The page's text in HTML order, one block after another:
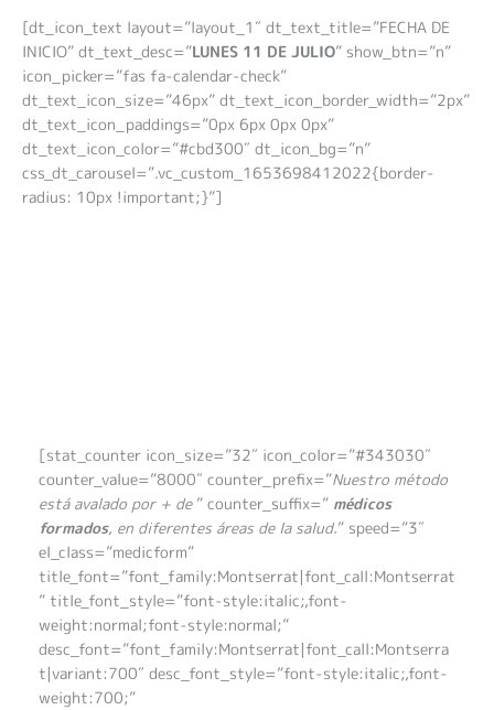
[dt_icon_text layout=”layout_1″ dt_text_title=”FECHA DE
INICIO” dt_text_desc=”LUNES 11 DE JULIO” show_btn=”n”
icon_picker=”fas fa-calendar-check”
dt_text_icon_size=”46px” dt_text_icon_border_width=”2px”
dt_text_icon_paddings=”0px 6px 0px 0px”
dt_text_icon_color=”#cbd300″ dt_icon_bg=”n”
css_dt_carousel=”.vc_custom_1653698412022{border-
radius: 10px !important;}”]
[stat_counter icon_size=”32″ icon_color=”#343030″
counter_value=”8000″ counter_prefix=”Nuestro método
está avalado por + de ” counter_suffix=” médicos
formados, en diferentes áreas de la salud.” speed=”3″
el_class=”medicform”
title_font=”font_family:Montserrat|font_call:Montserrat
” title_font_style=”font-style:italic;,font-
weight:normal;font-style:normal;”
desc_font=”font_family:Montserrat|font_call:Montserra
t|variant:700″ desc_font_style=”font-style:italic;,font-
weight:700;”